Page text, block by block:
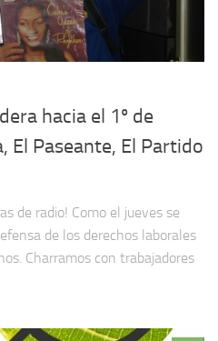
hacia el 1º de
El Paseante, El Partido
de radio! Como el jueves se
de los derechos laborales
Charramos con trabajadores